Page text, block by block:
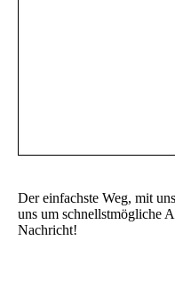
Der einfachste Weg, mit
uns um schnellstmögliche
Nachricht!